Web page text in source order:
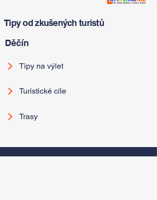
Tipy od zkušených turistů
Děčín
Tipy na výlet
Turistické cíle
Trasy